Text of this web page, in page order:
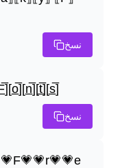
نسخ
نسخ